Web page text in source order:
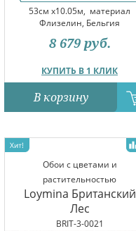
53см x10.05м, материал
Флизелин, Бельгия
КУПИТЬ В 1 КЛИК
8 679 руб.
В корзину
Обои с цветами и
растительностью
Loymina Британский
Лес
BRIT-3-0021